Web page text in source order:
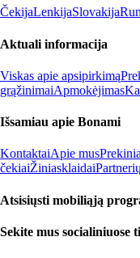
ČekijaLenkijaSlovakija
Aktuali informacija
Viskas apie apsipirkimą
grąžinimaiApmokėjimas
Išsamiau apie Bonami
KontaktaiApie mus
čekiaiŽiniasklaidai
Atsisiųsti mobiliąją
Sekite mus socialiniuose